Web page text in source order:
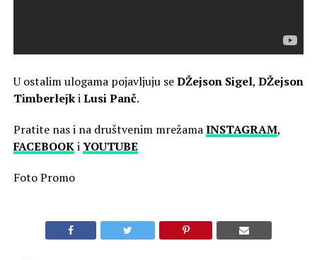
U ostalim ulogama pojavljuju seDŽejson Sigel, DŽejson
TimberlejkiLusi Panč.
Pratite nas i na društvenim mrežamaINSTAGRAM,
FACEBOOKiYOUTUBE
Foto Promo